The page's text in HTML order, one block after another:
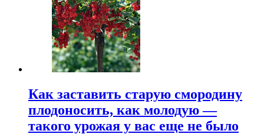
Как заставить старую смородину
плодоносить, как молодую —
такого урожая у вас еще не было